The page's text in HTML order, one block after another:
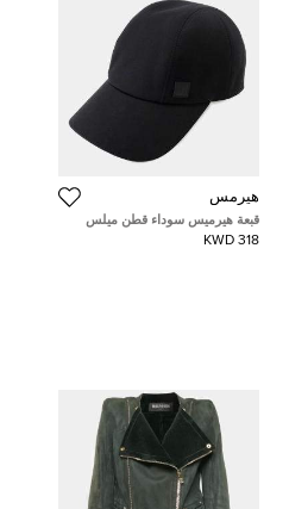
هيرمس
قبعة هيرميس سوداء قطن ميلس
مقاس 58
318 KWD